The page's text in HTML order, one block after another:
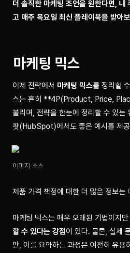
더 솔직한 마케팅 조언을 원한다면, 내
고 매주 목요일 최신 플레이북을 받아
마케팅 믹스
이제 전략에서 마케팅 믹스를 정리할
스는 흔히 **4P(Product, Price,
불리며, 전략을 한눈에 정리할 수 있는
팟(HubSpot)에서도 좋은 예시를 제
이미지 소스
제품 가격 책정에 대한 더 많은 정보는
마케팅 믹스는 매우 오래된 기법이지만
할 수 있다는 강점이 있다. 물론, 실제
만, 이를 요약하는 과정은 여전히 유용